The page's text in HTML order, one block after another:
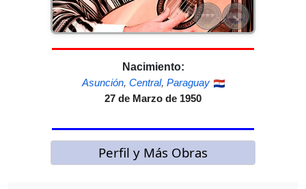
Nacimiento:
Asunción, Central, Paraguay
27 de Marzo de 1950
Perfil y Más Obras